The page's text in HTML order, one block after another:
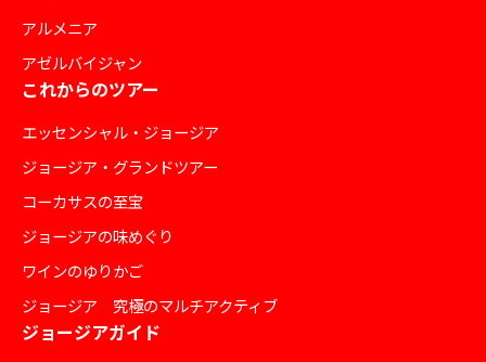
アルメニア
アゼルバイジャン
これからのツアー
エッセンシャル・ジョージア
ジョージア・グランドツアー
コーカサスの至宝
ジョージアの味めぐり
ワインのゆりかご
ジョージア 究極のマルチアクティブ
ジョージアガイド